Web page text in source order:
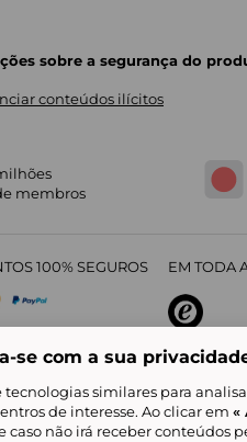
sobre a segurança do
conteúdos ilícitos
membros
100% SEGUROS EM TODA
4,31/5
se com a sua
similares para
de interesse. Ao clicar em «
caso não irá receber conteúdos